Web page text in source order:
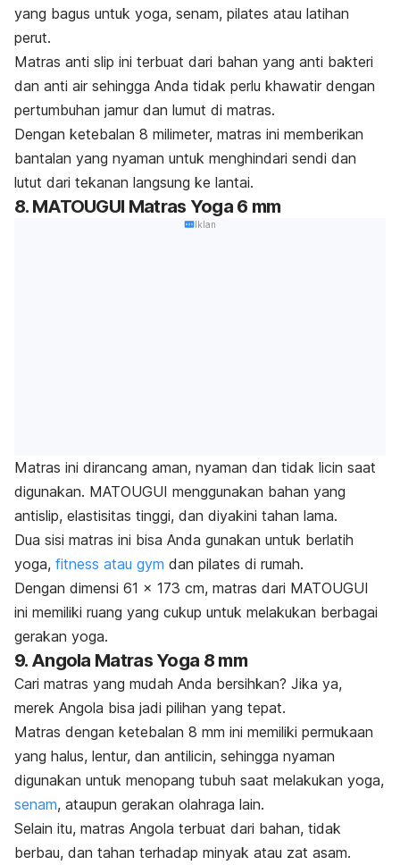
yang bagus untuk yoga, senam, pilates atau latihan
perut.
Matras anti slip ini terbuat dari bahan yang anti bakteri
dan anti air sehingga Anda tidak perlu khawatir dengan
pertumbuhan jamur dan lumut di matras.
Dengan ketebalan 8 milimeter, matras ini memberikan
bantalan yang nyaman untuk menghindari sendi dan
lutut dari tekanan langsung ke lantai.
8. MATOUGUI Matras Yoga 6 mm
Iklan
Matras ini dirancang aman, nyaman dan tidak licin saat
digunakan. MATOUGUI menggunakan bahan yang
antislip, elastisitas tinggi, dan diyakini tahan lama.
Dua sisi matras ini bisa Anda gunakan untuk berlatih
yoga, fitness atau gym dan pilates di rumah.
Dengan dimensi 61 x 173 cm, matras dari MATOUGUI
ini memiliki ruang yang cukup untuk melakukan berbagai
gerakan yoga.
9. Angola Matras Yoga 8mm
Cari matras yang mudah Anda bersihkan? Jika ya,
merek Angola bisa jadi pilihan yang tepat.
Matras dengan ketebalan 8 mm ini memiliki permukaan
yang halus, lentur, dan antilicin, sehingga nyaman
digunakan untuk menopang tubuh saat melakukan yoga,
senam, ataupun gerakan olahraga lain.
Selain itu, matras Angola terbuat dari bahan, tidak
berbau, dan tahan terhadap minyak atau zat asam.